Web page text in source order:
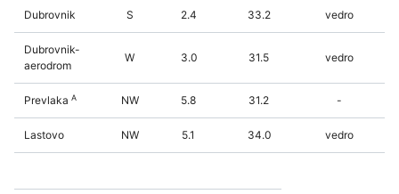
Dubrovnik S 2.4 33.2 vedro
Dubrovnik-
aerodrom
W 3.0 31.5 vedro
Prevlaka A NW 5.8 31.2 -
Lastovo NW 5.1 34.0 vedro